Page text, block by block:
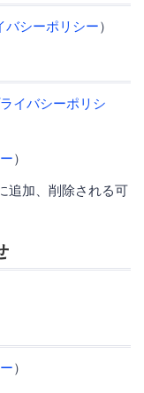
バシーポリシー）
イバシーポリシ
）
追加、削除される可
）